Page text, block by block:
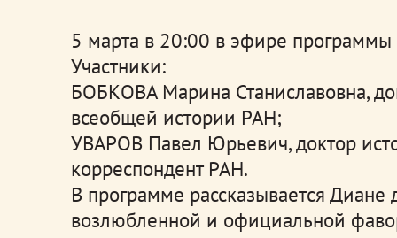
5 марта в 20:00 в эфире программы
Участники:
БОБКОВА Марина Станиславовна,
всеобщей истории РАН;
УВАРОВ Павел Юрьевич, доктор
корреспондент РАН.
В программе рассказывается
возлюбленной и официальной